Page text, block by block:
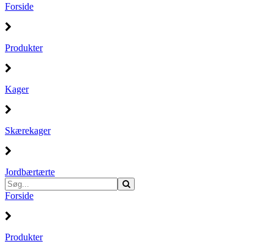
Forside
Produkter
Kager
Skærekager
Jordbærtærte
Forside
Produkter